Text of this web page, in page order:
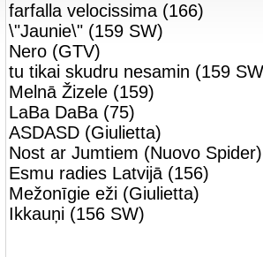
farfalla velocissima (166)
\"Jaunie\" (159 SW)
Nero (GTV)
tu tikai skudru nesamin (159
Melnā Žizele (159)
LaBa DaBa (75)
ASDASD (Giulietta)
Nost ar Jumtiem (Nuovo Spider)
Esmu radies Latvijā (156)
Mežonīgie eži (Giulietta)
Ikkauņi (156 SW)